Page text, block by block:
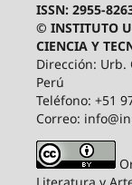
ISSN: 2955-
© INSTITUTO
CIENCIA Y
Dirección: Urb.
Perú
Teléfono: +51
Correo: